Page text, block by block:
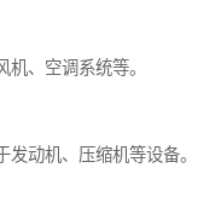
、空调系统等。
动机、压缩机等设备。